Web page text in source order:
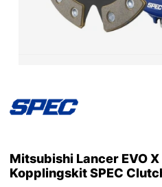
Mitsubishi Lancer EVO
Kopplingskit SPEC